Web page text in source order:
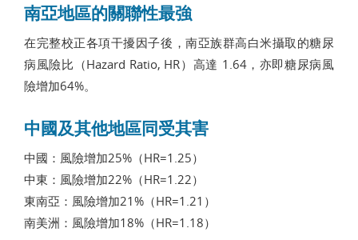
南亞地區的關聯性最強
在完整校正各項干擾因子後，南亞族群高白米攝取的糖尿
病風險比（Hazard Ratio, HR）高達 1.64，亦即糖尿病風
險增加64%。
中國及其他地區同受其害
中國：風險增加25%（HR=1.25）
中東：風險增加22%（HR=1.22）
東南亞：風險增加21%（HR=1.21）
南美洲：風險增加18%（HR=1.18）